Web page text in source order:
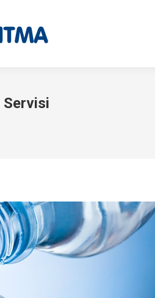
Servisi